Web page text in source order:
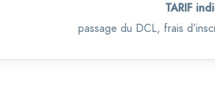
TARIF
passage du DCL, frais